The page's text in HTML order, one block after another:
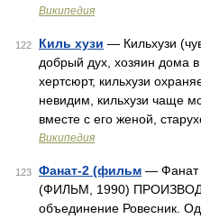
Википедия
122 Киль хузи — Кильхузи
добрый дух, хозяин дома
хертсюрт, кильхузи
невидим, кильхузи чаще
вместе с его женой,
Википедия
123 Фанат-2 (фильм — Фанат
(ФИЛЬМ, 1990)
объединение Ровесник.